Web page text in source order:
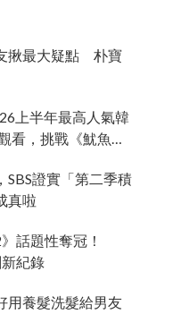
揪最大疑點 朴寶
上半年最高人氣韓
看，挑戰《魷魚遊
SBS證實「第二季積
真啦
話題性奪冠！
紀錄
用養髮洗髮給男友